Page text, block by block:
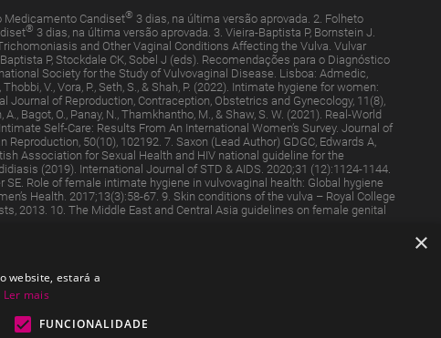
Medicamento Candiset® 3 dias, na última versão aprovada. 2. Folheto
® 3 dias, na última versão aprovada. 3. Vieira-Baptista P, Bornstein J.
and Other Vaginal Conditions Affecting the Vulva. Vulvar
P, Stockdale CK, Sobel J (eds). Recomendações para o Diagnóstico
Society for the Study of Vulvovaginal Disease. Lisboa: Admedic,
V., Vora, P., Seth, S., & Shah, P. (2022). Intimate hygiene for women:
Journal of Reproduction, Contraception, Obstetrics and Gynecology, 11(8),
Bagot, O., Panay, N., Thamkhantho, M., & Shaw, S. W. (2021). Real-World
Self-Care: Results From An International Women’s Survey. Journal of
50(10), 102192. 7. Saxon (Lead Author) GDGC, Edwards A,
Association for Sexual Health and HIV national guideline for the
(2019). International Journal of STD & AIDS. 2020;31 (12):1124-1144.
SE. Role of female intimate hygiene in vulvovaginal health: Global hygiene
Health. 2017;13(3):58-67. 9. Skin conditions of the vulva – Royal College
2013. 10. The Middle East and Central Asia guidelines on female genital
×
website, estará a
Ler mais
FUNCIONALIDADE